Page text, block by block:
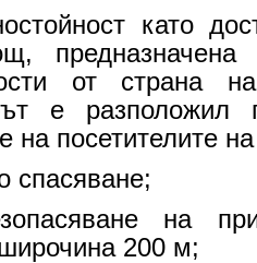
като
от страна
е разположил
на посетителите
спасяване;
на
200 м;